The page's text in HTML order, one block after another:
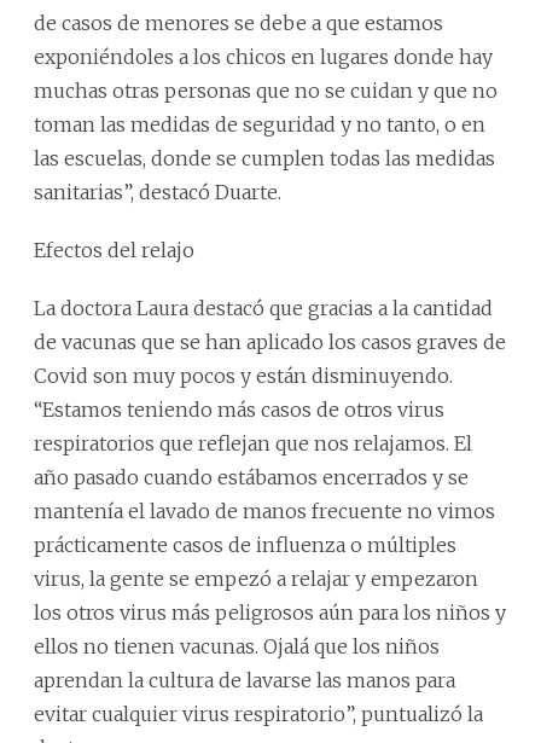
de casos de menores se debe a que estamos
exponiéndoles a los chicos en lugares donde hay
muchas otras personas que no se cuidan y que no
toman las medidas de seguridad y no tanto, o en
las escuelas, donde se cumplen todas las medidas
sanitarias”, destacó Duarte.
Efectos del relajo
La doctora Laura destacó que gracias a la cantidad
de vacunas que se han aplicado los casos graves de
Covid son muy pocos y están disminuyendo.
“Estamos teniendo más casos de otros virus
respiratorios que reflejan que nos relajamos. El
año pasado cuando estábamos encerrados y se
mantenía el lavado de manos frecuente no vimos
prácticamente casos de influenza o múltiples
virus, la gente se empezó a relajar y empezaron
los otros virus más peligrosos aún para los niños y
ellos no tienen vacunas. Ojalá que los niños
aprendan la cultura de lavarse las manos para
evitar cualquier virus respiratorio”, puntualizó la